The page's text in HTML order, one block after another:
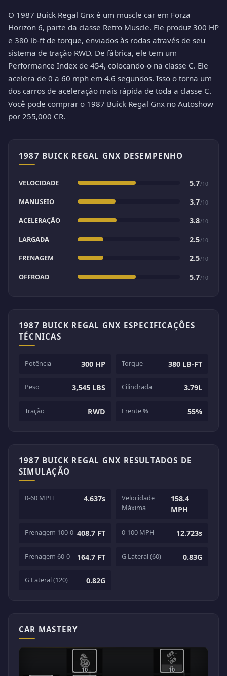
O 1987 Buick Regal Gnx é um muscle car em Forza
Horizon 6, parte da classe Retro Muscle. Ele produz 300 HP
e 380 lb-ft de torque, enviados às rodas através de seu
sistema de tração RWD. De fábrica, ele tem um
Performance Index de 454, colocando-o na classe C. Ele
acelera de 0 a 60 mph em 4.6 segundos. Isso o torna um
dos carros de aceleração mais rápida de toda a classe C.
Você pode comprar o 1987 Buick Regal Gnx no Autoshow
por 255,000 CR.
1987 BUICK REGAL GNX DESEMPENHO
VELOCIDADE 5.7/10
MANUSEIO 3.7/10
ACELERAÇÃO 3.8/10
LARGADA 2.5/10
FRENAGEM 2.5/10
OFFROAD 5.7/10
1987 BUICK REGAL GNX ESPECIFICAÇÕES
TÉCNICAS
Potência 300 HP Torque 380 LB-FT
Peso 3,545 LBS Cilindrada 3.79L
Tração RWD Frente % 55%
1987 BUICK REGAL GNX RESULTADOS DE
SIMULAÇÃO
0-60 MPH 4.637s
Velocidade
Máxima
158.4
MPH
Frenagem 100-0 408.7 FT 0-100 MPH 12.723s
Frenagem 60-0 164.7 FT G Lateral (60) 0.83G
G Lateral (120) 0.82G
CAR MASTERY
10 10